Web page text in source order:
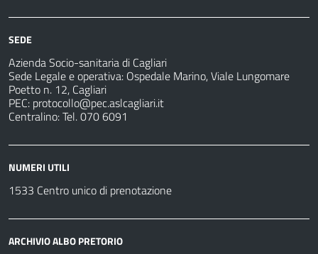
sanitarie
fare
SEDE
Azienda Socio-sanitaria di Cagliari
Sede Legale e operativa: Ospedale Marino, Viale Lungomare
Poetto n. 12, Cagliari
PEC: protocollo@pec.aslcagliari.it
Centralino: Tel. 070 6091
NUMERI UTILI
1533 Centro unico di prenotazione
ARCHIVIO ALBO PRETORIO